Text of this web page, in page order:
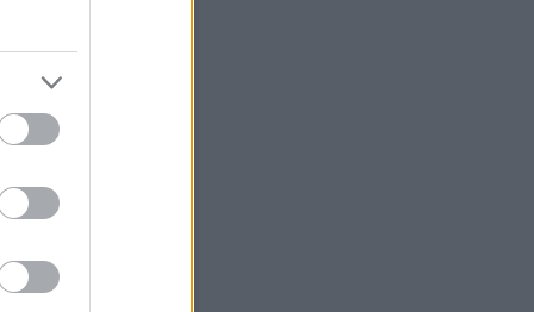
találják a felelősöket a
a hófrászról
hivatal bele akar szólni a
összetételébe
a hófrász igazi felelősei a
Start visszatéríti a jegyek
hómizériában pórul
miniszteri intézkedést
a január 2-i MÁV-os